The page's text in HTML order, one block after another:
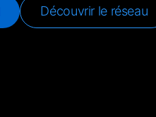
Découvrir le réseau